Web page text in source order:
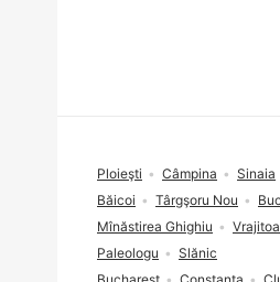
Ploieşti Câmpina Sinaia
Băicoi
Târgşoru Nou
Mînăstirea Ghighiu
Paleologu
Slănic